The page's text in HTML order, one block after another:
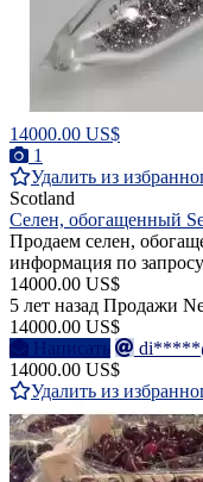
14000.00 US$
1
Удалить из
Scotland
Селен, обогащенный
Продаем селен,
информация по
14000.00 US$
5 лет назад Продажи
14000.00 US$
Написать
14000.00 US$
Удалить из